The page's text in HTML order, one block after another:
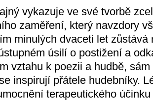
vykazuje ve své tvorbě
zaměření, který navzdory
minulých dvaceti let
úsilí o postižení a
vztahu k poezii a hudbě,
inspirují přátele hudebníky.
terapeutického